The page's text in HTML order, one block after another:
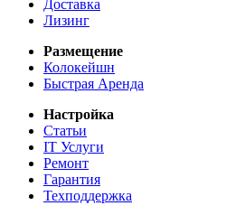
Доставка
Лизинг
Размещение
Колокейшн
Быстрая Аренда
Настройка
Статьи
IT Услуги
Ремонт
Гарантия
Техподдержка